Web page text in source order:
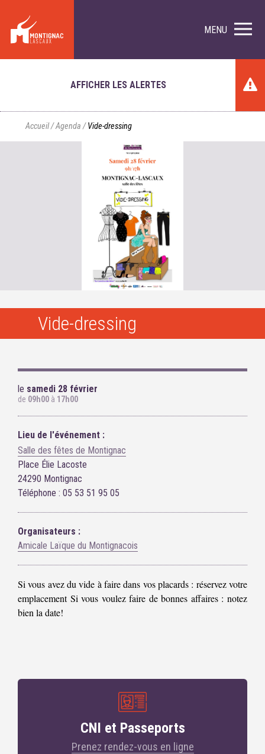
MENU
AFFICHER LES ALERTES
Accueil/Agenda /Vide-dressing
Vide-dressing
le samedi 28 février
de 09h00 à 17h00
Lieu de l'événement :
Salle des fêtes de Montignac
Place Élie Lacoste
24290 Montignac
Téléphone : 05 53 51 95 05
Organisateurs :
Amicale Laïque du Montignacois
Si vous avez du vide à faire dans vos placards : réservez votre
emplacement Si vous voulez faire de bonnes affaires : notez
bien la date!
CNI et Passeports
Prenez rendez-vous en ligne